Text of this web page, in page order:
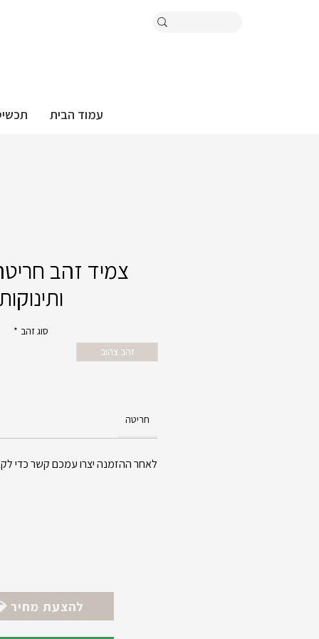
עמוד הבית
צמיד זהב
סוג זהב *
זהב צהוב
חריטה
לאחר ההזמנה יצרו עמכם קשר כדי
💎 להצעת מחיר